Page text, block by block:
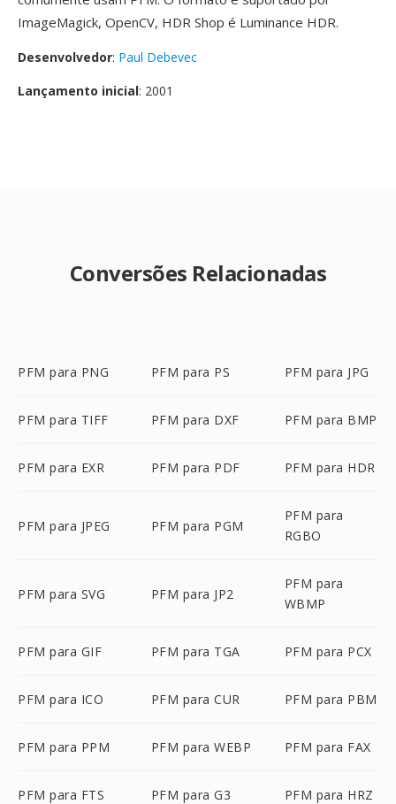
ImageMagick, OpenCV, HDR Shop é Luminance HDR.
Desenvolvedor: Paul Debevec
Lançamento inicial: 2001
Conversões Relacionadas
PFM para PNG PFM para PS PFM para JPG
PFM para TIFF PFM para DXF PFM para BMP
PFM para EXR PFM para PDF PFM para HDR
PFM para JPEG PFM para PGM
PFM para
RGBO
PFM para SVG PFM para JP2
PFM para
WBMP
PFM para GIF PFM para TGA PFM para PCX
PFM para ICO PFM para CUR PFM para PBM
PFM para PPM PFM para WEBP PFM para FAX
PFM para FTS PFM para G3 PFM para HRZ